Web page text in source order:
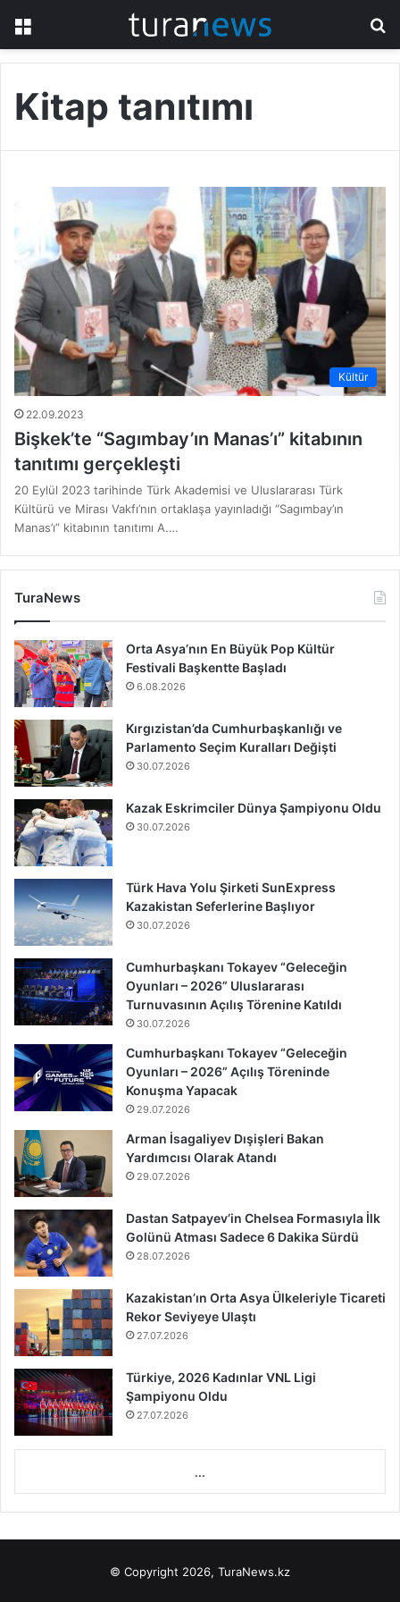
Kitap tanıtımı
Kültür
22.09.2023
Bişkek’te “Sagımbay’ın Manas’ı” kitabının
tanıtımı gerçekleşti
20 Eylül 2023 tarihinde Türk Akademisi ve Uluslararası Türk
Kültürü ve Mirası Vakfı’nın ortaklaşa yayınladığı “Sagımbay’ın
Manas’ı” kitabının tanıtımı A.…
TuraNews
Orta Asya’nın En Büyük Pop Kültür
Festivali Başkentte Başladı
6.08.2026
Kırgızistan’da Cumhurbaşkanlığı ve
Parlamento Seçim Kuralları Değişti
30.07.2026
Kazak Eskrimciler Dünya Şampiyonu Oldu
30.07.2026
Türk Hava Yolu Şirketi SunExpress
Kazakistan Seferlerine Başlıyor
30.07.2026
Cumhurbaşkanı Tokayev “Geleceğin
Oyunları – 2026” Uluslararası
Turnuvasının Açılış Törenine Katıldı
30.07.2026
Cumhurbaşkanı Tokayev “Geleceğin
Oyunları – 2026” Açılış Töreninde
Konuşma Yapacak
29.07.2026
Arman İsagaliyev Dışişleri Bakan
Yardımcısı Olarak Atandı
29.07.2026
Dastan Satpayev’in Chelsea Formasıyla İlk
Golünü Atması Sadece 6 Dakika Sürdü
28.07.2026
Kazakistan’ın Orta Asya Ülkeleriyle Ticareti
Rekor Seviyeye Ulaştı
27.07.2026
Türkiye, 2026 Kadınlar VNL Ligi
Şampiyonu Oldu
27.07.2026
...
© Copyright 2026, TuraNews.kz